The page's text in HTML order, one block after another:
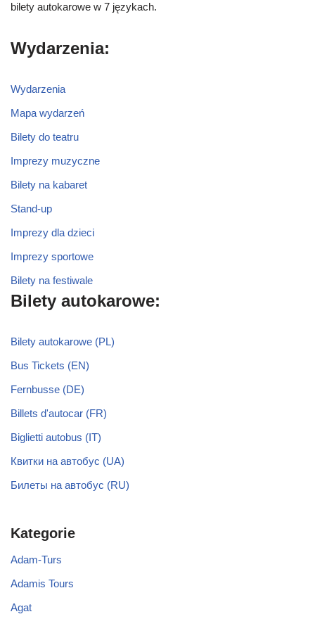
bilety autokarowe w 7 językach.
Wydarzenia:
Wydarzenia
Mapa wydarzeń
Bilety do teatru
Imprezy muzyczne
Bilety na kabaret
Stand-up
Imprezy dla dzieci
Imprezy sportowe
Bilety na festiwale
Bilety autokarowe:
Bilety autokarowe (PL)
Bus Tickets (EN)
Fernbusse (DE)
Billets d'autocar (FR)
Biglietti autobus (IT)
Квитки на автобус (UA)
Билеты на автобус (RU)
Kategorie
Adam-Turs
Adamis Tours
Agat